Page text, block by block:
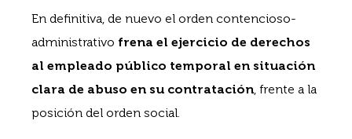
En definitiva, de nuevo el orden contencioso-
administrativo frena el ejercicio de derechos
al empleado público temporal en situación
clara de abuso en su contratación, frente a la
posición del orden social.